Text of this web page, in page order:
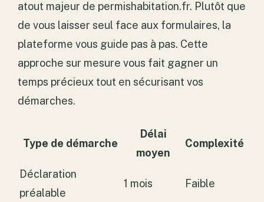
atout majeur de permishabitation.fr. Plutôt que
de vous laisser seul face aux formulaires, la
plateforme vous guide pas à pas. Cette
approche sur mesure vous fait gagner un
temps précieux tout en sécurisant vos
démarches.
Type de démarche
Délai
moyen
Complexité
Déclaration
préalable
1 mois Faible